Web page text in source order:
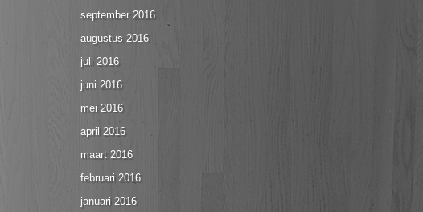
september 2016
augustus 2016
juli 2016
juni 2016
mei 2016
april 2016
maart 2016
februari 2016
januari 2016